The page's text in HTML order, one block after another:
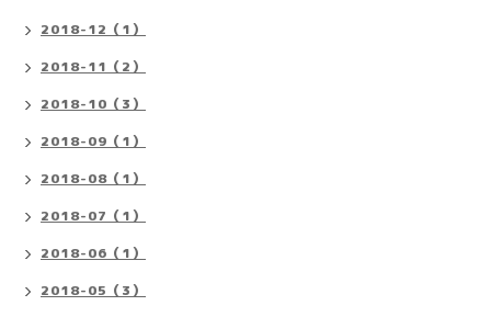
2018-12（1）
2018-11（2）
2018-10（3）
2018-09（1）
2018-08（1）
2018-07（1）
2018-06（1）
2018-05（3）